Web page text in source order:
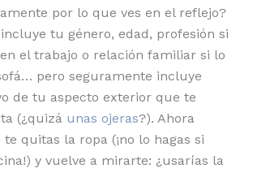
por lo que ves en el reflejo?
tu género, edad, profesión si
el trabajo o relación familiar si lo
pero seguramente incluye
de tu aspecto exterior que te
(¿quizá unas ojeras?). Ahora
quitas la ropa (¡no lo hagas si
y vuelve a mirarte: ¿usarías la